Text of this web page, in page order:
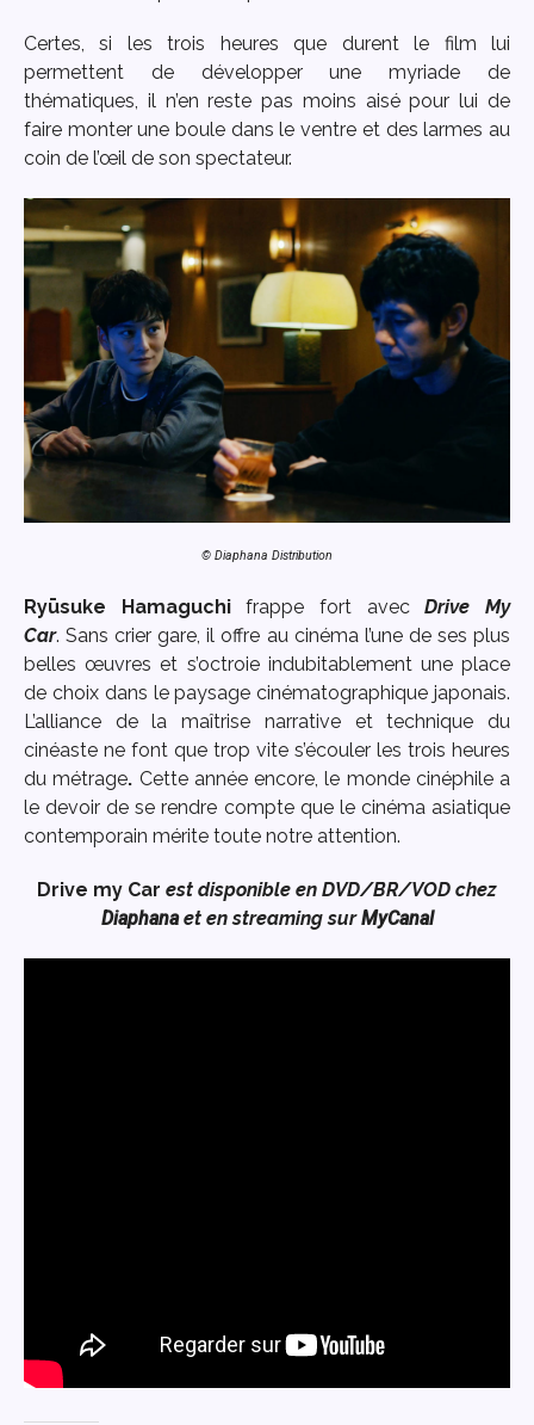
Certes, si les trois heures que durent le film lui
permettent de développer une myriade de
thématiques, il n’en reste pas moins aisé pour lui de
faire monter une boule dans le ventre et des larmes au
coin de l’œil de son spectateur.
© Diaphana Distribution
Ryūsuke Hamaguchifrappe fort avecDrive My
Car. Sans crier gare, il offre au cinéma l’une de ses plus
belles œuvres et s’octroie indubitablement une place
de choix dans le paysage cinématographique japonais.
L’alliance de la maîtrise narrative et technique du
cinéaste ne font que trop vite s’écouler les trois heures
du métrage. Cette année encore, le monde cinéphile a
le devoir de se rendre compte que le cinéma asiatique
contemporain mérite toute notre attention.
Drive my Car est disponible en DVD/BR/VOD chez
Diaphanaet en streaming surMyCanal